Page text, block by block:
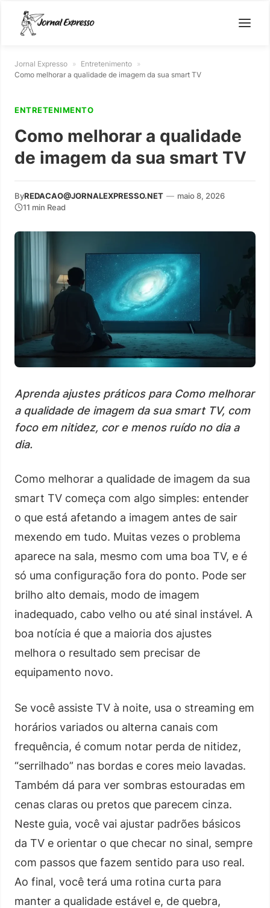
Jornal Expresso » Entretenimento »
Como melhorar a qualidade de imagem da sua smart TV
ENTRETENIMENTO
Como melhorar a qualidade
de imagem da sua smart TV
ByREDACAO@JORNALEXPRESSO.NET — maio 8, 2026
11 min Read
Aprenda ajustes práticos para Como melhorar
a qualidade de imagem da sua smart TV, com
foco em nitidez, cor e menos ruído no dia a
dia.
Como melhorar a qualidade de imagem da sua
smart TV começa com algo simples: entender
o que está afetando a imagem antes de sair
mexendo em tudo. Muitas vezes o problema
aparece na sala, mesmo com uma boa TV, e é
só uma configuração fora do ponto. Pode ser
brilho alto demais, modo de imagem
inadequado, cabo velho ou até sinal instável. A
boa notícia é que a maioria dos ajustes
melhora o resultado sem precisar de
equipamento novo.
Se você assiste TV à noite, usa o streaming em
horários variados ou alterna canais com
frequência, é comum notar perda de nitidez,
“serrilhado” nas bordas e cores meio lavadas.
Também dá para ver sombras estouradas em
cenas claras ou pretos que parecem cinza.
Neste guia, você vai ajustar padrões básicos
da TV e orientar o que checar no sinal, sempre
com passos que fazem sentido para uso real.
Ao final, você terá uma rotina curta para
manter a qualidade estável e, de quebra,